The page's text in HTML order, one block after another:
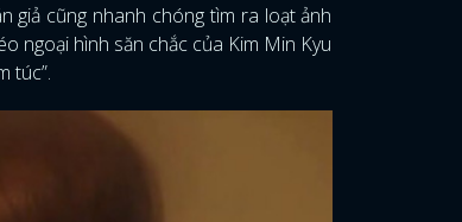
giả cũng nhanh chóng tìm ra loạt ảnh
ngoại hình săn chắc của Kim Min Kyu
túc”.